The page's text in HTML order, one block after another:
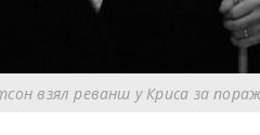
взял реванш у Криса за